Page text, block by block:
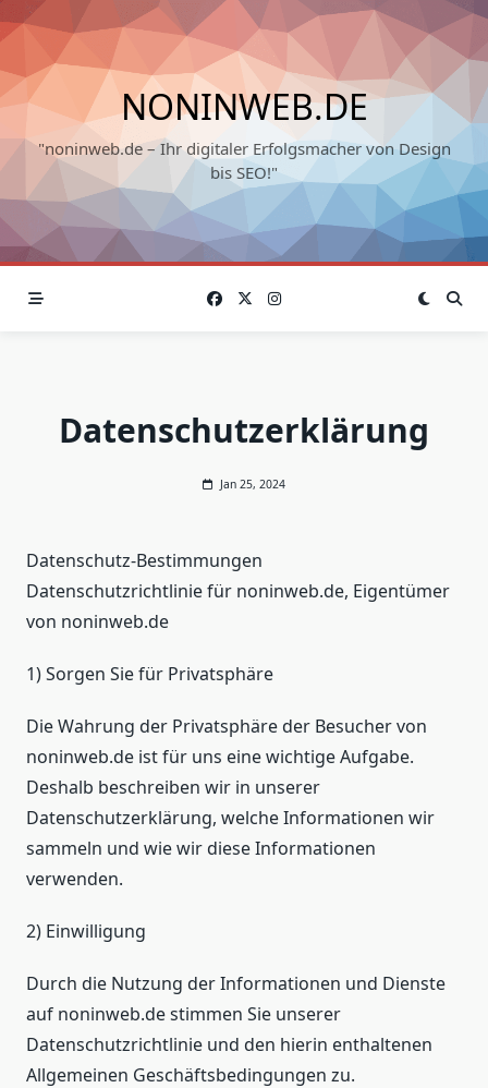
Skip
to
content
NONINWEB.DE
"noninweb.de – Ihr digitaler Erfolgsmacher von Design
bis SEO!"
Datenschutzerklärung
Jan 25, 2024
Datenschutz-Bestimmungen
Datenschutzrichtlinie für noninweb.de, Eigentümer
von noninweb.de
1) Sorgen Sie für Privatsphäre
Die Wahrung der Privatsphäre der Besucher von
noninweb.de ist für uns eine wichtige Aufgabe.
Deshalb beschreiben wir in unserer
Datenschutzerklärung, welche Informationen wir
sammeln und wie wir diese Informationen
verwenden.
2) Einwilligung
Durch die Nutzung der Informationen und Dienste
auf noninweb.de stimmen Sie unserer
Datenschutzrichtlinie und den hierin enthaltenen
Allgemeinen Geschäftsbedingungen zu.